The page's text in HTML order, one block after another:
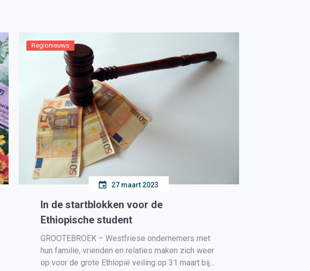
Regionieuws
27 maart 2023
In de startblokken voor de
Ethiopische student
GROOTEBROEK – Westfriese ondernemers met
hun familie, vrienden en relaties maken zich weer
op voor de grote Ethiopië veiling op 31 maart bij